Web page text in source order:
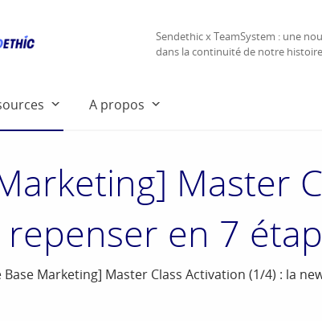
Sendethic x TeamSystem : une
dans la continuité de notre histoire
A propos
Master
en 7
Base Marketing] Master Class Activation (1/4) : la